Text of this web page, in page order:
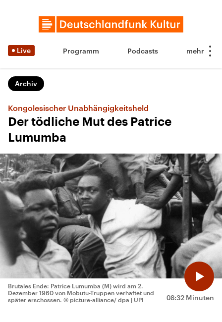
Live Programm Podcasts
Archiv
Kongolesischer Unabhängigkeitsheld
Der tödliche Mut des Patrice
Lumumba
08:32 Minuten
Brutales Ende: Patrice Lumumba (M) wird am 2.
Dezember 1960 von Mobutu-Truppen verhaftet und
später erschossen. © picture-alliance/ dpa | UPI